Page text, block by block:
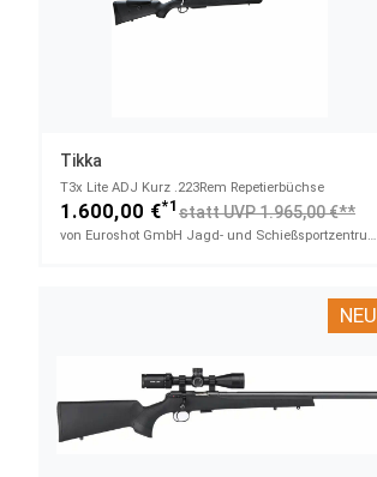
Tikka
T3x Lite ADJ Kurz​ .223Rem Repetierbüchse
1.600,00 €*1 statt UVP 1.965,00 €**
NEU